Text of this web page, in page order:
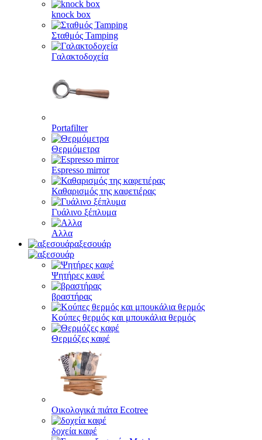
knock box
Σταθμός Tamping
Γαλακτοδοχεία
Portafilter
Θερμόμετρα
Espresso mirror
Καθαρισμός της καφετιέρας
Γυάλινο ξέπλυμα
Αλλα
αξεσουάρ
Ψητήρες καφέ
βραστήρας
Κούπες θερμός και μπουκάλια θερμός
Θερμόζες καφέ
Οικολογικά πιάτα Ecotree
δοχεία καφέ